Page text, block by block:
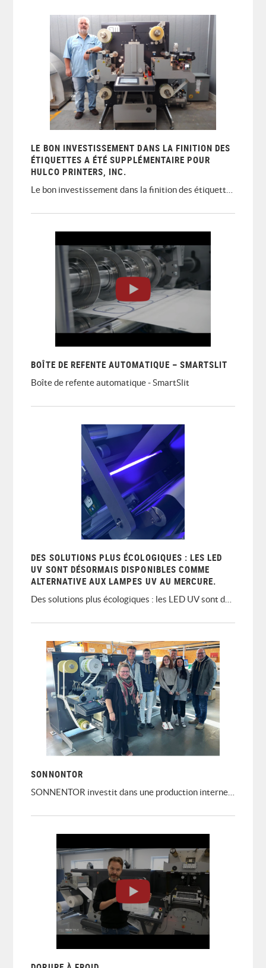
LE BON INVESTISSEMENT DANS LA FINITION DES
ÉTIQUETTES A ÉTÉ SUPPLÉMENTAIRE POUR
HULCO PRINTERS, INC.
BOÎTE DE REFENTE AUTOMATIQUE – SMARTSLIT
Boîte de refente automatique - SmartSlit
DES SOLUTIONS PLUS ÉCOLOGIQUES : LES LED
UV SONT DÉSORMAIS DISPONIBLES COMME
ALTERNATIVE AUX LAMPES UV AU MERCURE.
SONNONTOR